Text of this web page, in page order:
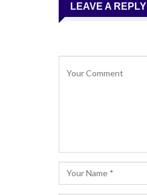
LEAVE A REPLY